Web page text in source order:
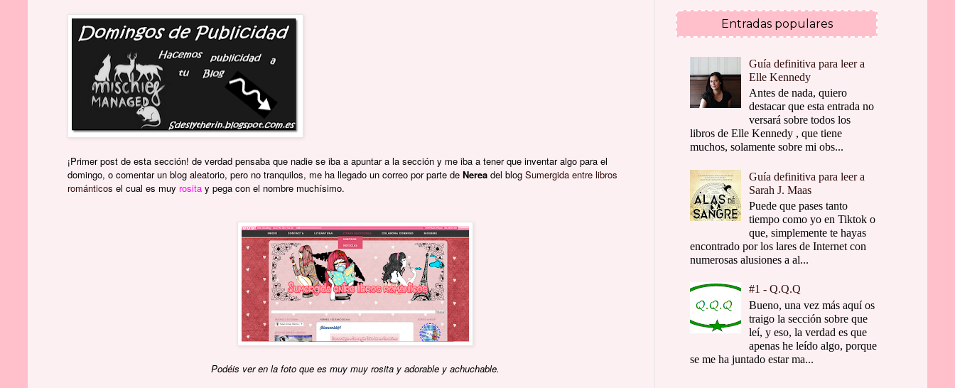
¡Primer post de esta sección! de verdad pensaba que nadie se iba a apuntar a la sección y me iba a tener que inventar algo para el
domingo, o comentar un blog aleatorio, pero no tranquilos, me ha llegado un correo por parte de Nerea del blog Sumergida entre libros
románticos el cual es muy rosita y pega con el nombre muchísimo.
Podéis ver en la foto que es muy muy rosita y adorable y achuchable.
Entradas populares
Guía definitiva para leer a
Elle Kennedy
Antes de nada, quiero
destacar que esta entrada no
versará sobre todos los
libros de Elle Kennedy , que tiene
muchos, solamente sobre mi obs...
Guía definitiva para leer a
Sarah J. Maas
Puede que pases tanto
tiempo como yo en Tiktok o
que, simplemente te hayas
encontrado por los lares de Internet con
numerosas alusiones a al...
#1 - Q.Q.Q
Bueno, una vez más aquí os
traigo la sección sobre que
leí, y eso, la verdad es que
apenas he leído algo, porque
se me ha juntado estar ma...